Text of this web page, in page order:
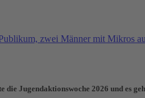
die Jugendaktionswoche 2026 und es